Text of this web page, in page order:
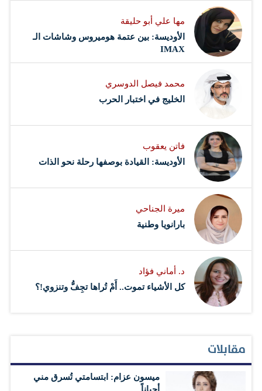
مها علي أبو حليقة
الأوديسة: بين عتمة هوميروس وشاشات الـ
IMAX
محمد فيصل الدوسري ​
‏الخليج في اختبار الحرب
فاتن يعقوب
الأوديسة: القيادة بوصفها رحلة نحو الذات
ميرة الجناحي
بارانويا وطنية
د. أماني فؤاد
كل الأشياء تموت.. أَمْ تُراها تجِفُّ وتنزوي!؟
مقابلات
ميسون عزام: ابتسامتي تُسرق مني
أحياناً